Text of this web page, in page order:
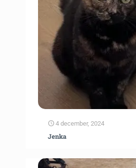
4 december, 2024
Jenka